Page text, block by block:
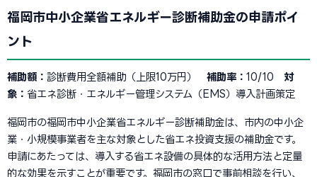
福岡市中小企業省エネルギー診断補助金の申請ポイ
ント
補助額： 診断費用全額補助（上限10万円） 補助率： 10/10 対
象： 省エネ診断・エネルギー管理システム（EMS）導入計画策定
福岡市の福岡市中小企業省エネルギー診断補助金は、市内の中小企
業・小規模事業者を主な対象とした省エネ投資支援の補助金です。
申請にあたっては、導入する省エネ設備の具体的な活用方法と定量
的な効果を示すことが重要です。福岡市の窓口で事前相談を行い、